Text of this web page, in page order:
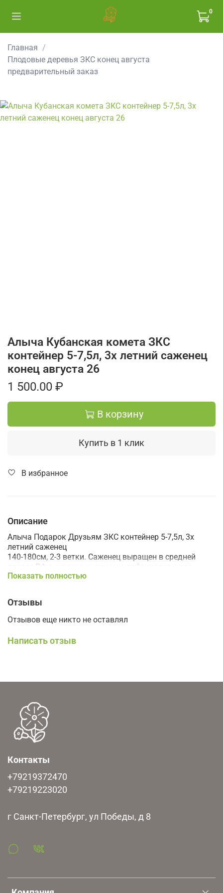
0
Главная
Плодовые деревья ЗКС конец августа
предварительный заказ
Алыча Кубанская комета ЗКС
контейнер 5-7,5л, 3х летний саженец
конец августа 26
1 500.00 ₽
В корзину
Купить в 1 клик
В избранное
Описание
Алыча Подарок Друзьям ЗКС контейнер 5-7,5л, 3х
летний саженец
140-180см, 2-3 ветки. Саженец выращен в средней
полосе РФ с суровыми зимами, районирован для
Ленинградской области.
Зимостойкий.
Сорт среднего срока созревания.
Плоды крупные,30-40гр, красно-бордовые. Мякоть
средней плотности, сочные. Вкус отличный, сладкий, с
абрикосовым послевкусием.
Плодоношение обильное, ежегодное. Частично
Скороплодный, плодоносить начинает на 4й год.
Требуется опылитель.
Показать полностью
Отзывы
Отзывов еще никто не оставлял
Написать отзыв
Контакты
+79219372470
+79219223020
г Санкт-Петербург, ул Победы, д 8